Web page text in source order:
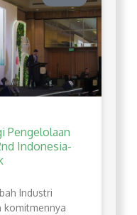
Pengelolaan
Indonesia-
Industri
komitmennya